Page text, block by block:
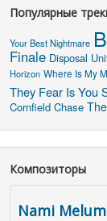
Популярные
Your Best Nightmare
Finale Disposal
Horizon Where Is My
They Fear Is You
Cornfield Chase
Композиторы
Nami